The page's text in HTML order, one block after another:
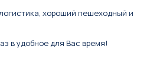
хороший пешеходный и
в удобное для Вас время!